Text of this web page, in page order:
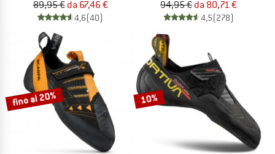
89,95 € da 67,46 €
4,6(40)
94,95 € da 80,71 €
4,5(278)
fino al 20% 10%